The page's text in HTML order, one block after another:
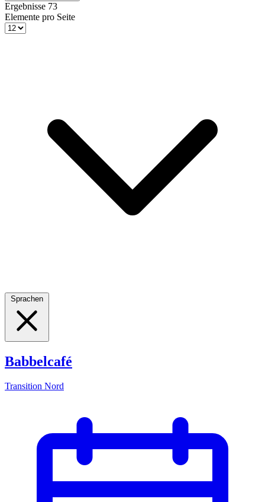
Ergebnisse 73
Elemente pro Seite
Sprachen
Babbelcafé
Transition Nord